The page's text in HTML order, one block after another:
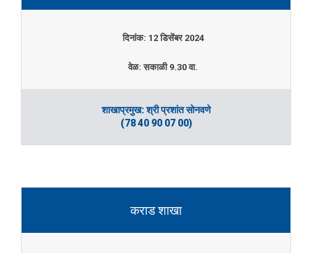
दिनांक: 12 डिसेंबर 2024
वेळ: सकाळी 9.30 वा.
शाखाप्रमुख: श्री प्रशांत सोनवणे
(78 40 90 07 00)
कराड शाखा